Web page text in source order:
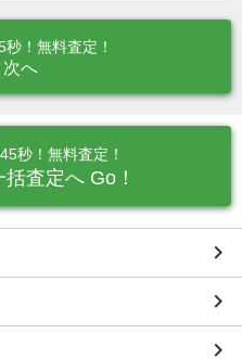
！無料査定！
次へ
秒！無料査定！
査定へ Go！
keyboard_arrow_right
keyboard_arrow_right
keyboard_arrow_right